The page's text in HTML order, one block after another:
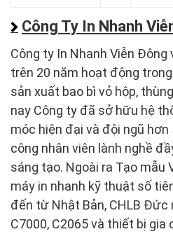
Công Ty In Nhanh
Công ty In Nhanh Viễn Đông
trên 20 năm hoạt động
sản xuất bao bì vỏ hộp,
nay Công ty đã sở hữu hệ
móc hiện đại và đội ngũ
công nhân viên lành nghề
sáng tạo. Ngoài ra Tạo mẫu
máy in nhanh kỹ thuật số
đến từ Nhật Bản, CHLB Đức
C7000, C2065 và thiết bị gia